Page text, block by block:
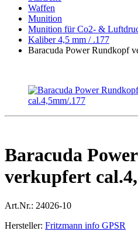
Waffen
Munition
Munition für Co2- &
Kaliber 4,5 mm / .177
Baracuda Power Rundkopf
Baracuda
verkupfert
Art.Nr.: 24026-10
Hersteller: Fritzmann info GPSR